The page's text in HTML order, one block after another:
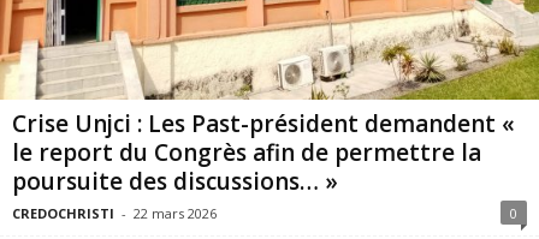
Crise Unjci : Les Past-président demandent «
le report du Congrès afin de permettre la
poursuite des discussions… »
CREDOCHRISTI - 22 mars 2026 0